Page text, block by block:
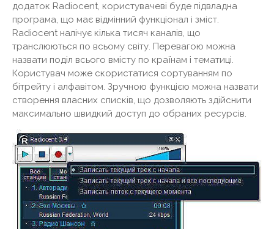
додаток Radiocent, користувачеві буде підвладна
програма, що має відмінний функціонал і зміст.
Radiocent налічує кілька тисяч каналів, що
транслюються по всьому світу. Перевагою можна
назвати поділ всього вмісту по країнам і тематиці.
Користувач може скористатися сортуванням по
бітрейту і алфавітом. Зручною функцією можна назвати
створення власних списків, що дозволяють здійснити
максимально швидкий доступ до обраних ресурсів.